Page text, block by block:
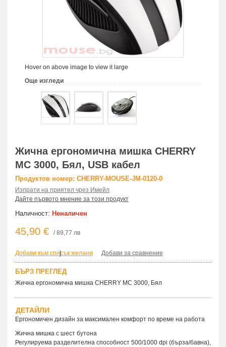
Hover on above image to view it large
Още изгледи
Жична ергономична мишка CHERRY
MC 3000, Бял, USB кабел
Продуктов номер: CHERRY-MOUSE-JM-0120-0
Изпрати на приятел чрез Имейл
Дайте първото мнение за този продукт
Наличност: Неналичен
45,90 € / 89,77 лв
Добави към списък желани
| Добави за сравнение
БЪРЗ ПРЕГЛЕД
Жична ергономична мишка CHERRY MC 3000, Бял
ДЕТАЙЛИ
Ергономичен дизайн за максимален комфорт по време на работа
Жична мишка с шест бутона
Регулируема разделителна способност 500/1000 dpi (бърза/бавна),